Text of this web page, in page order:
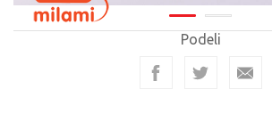
Podeli